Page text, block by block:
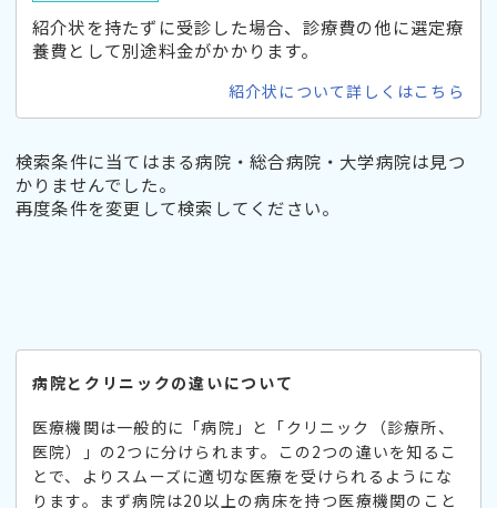
紹介状を持たずに受診した場合、診療費の他に選定療
養費として別途料金がかかります。
紹介状について詳しくはこちら
検索条件に当てはまる病院・総合病院・大学病院は見つ
かりませんでした。
再度条件を変更して検索してください。
病院とクリニックの違いについて
医療機関は一般的に「病院」と「クリニック（診療所、
医院）」の2つに分けられます。この2つの違いを知るこ
とで、よりスムーズに適切な医療を受けられるようにな
ります。まず病院は20以上の病床を持つ医療機関のこと